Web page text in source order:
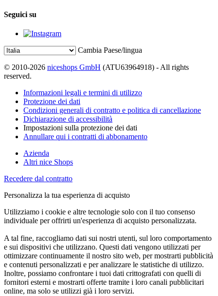
Seguici su
Cambia Paese/lingua
© 2010-2026 niceshops GmbH (ATU63964918) - All rights
reserved.
Informazioni legali e termini di utilizzo
Protezione dei dati
Condizioni generali di contratto e politica di cancellazione
Dichiarazione di accessibilità
Impostazioni sulla protezione dei dati
Annullare qui i contratti di abbonamento
Azienda
Altri nice Shops
Recedere dal contratto
Personalizza la tua esperienza di acquisto
Utilizziamo i cookie e altre tecnologie solo con il tuo consenso
individuale per offrirti un'esperienza di acquisto personalizzata.
A tal fine, raccogliamo dati sui nostri utenti, sul loro comportamento
e sui dispositivi che utilizzano. Questi dati vengono utilizzati per
ottimizzare continuamente il nostro sito web, per mostrarti pubblicità
e contenuti personalizzati e per analizzare le statistiche di utilizzo.
Inoltre, possiamo confrontare i tuoi dati crittografati con quelli di
fornitori esterni e mostrarti offerte tramite i loro canali pubblicitari
online, ma solo se utilizzi già i loro servizi.